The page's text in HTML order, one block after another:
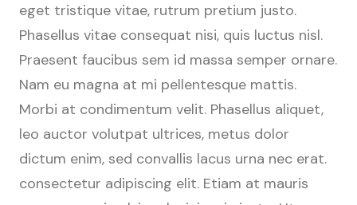
eget tristique vitae, rutrum pretium justo.
Phasellus vitae consequat nisi, quis luctus nisl.
Praesent faucibus sem id massa semper ornare.
Nam eu magna at mi pellentesque mattis.
Morbi at condimentum velit. Phasellus aliquet,
leo auctor volutpat ultrices, metus dolor
dictum enim, sed convallis lacus urna nec erat.
consectetur adipiscing elit. Etiam at mauris